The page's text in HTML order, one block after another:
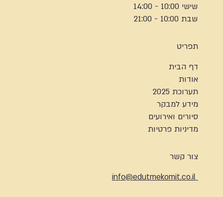
שישי 10:00 - 14:00
שבת 10:00 - 21:00
תפריט
דף הבית
אודות
תערוכת 2025
מידע למבקר
סיורים ואירועים
מדיניות פרטיות
צור קשר
info@edutmekomit.co.il